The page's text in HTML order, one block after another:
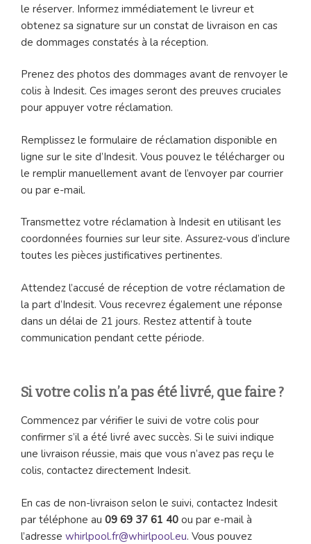
le réserver. Informez immédiatement le livreur et
obtenez sa signature sur un constat de livraison en cas
de dommages constatés à la réception.
Prenez des photos des dommages avant de renvoyer le
colis à Indesit. Ces images seront des preuves cruciales
pour appuyer votre réclamation.
Remplissez le formulaire de réclamation disponible en
ligne sur le site d’Indesit. Vous pouvez le télécharger ou
le remplir manuellement avant de l’envoyer par courrier
ou par e-mail.
Transmettez votre réclamation à Indesit en utilisant les
coordonnées fournies sur leur site. Assurez-vous d’inclure
toutes les pièces justificatives pertinentes.
Attendez l’accusé de réception de votre réclamation de
la part d’Indesit. Vous recevrez également une réponse
dans un délai de 21 jours. Restez attentif à toute
communication pendant cette période.
Si votre colis n’a pas été livré, que faire ?
Commencez par vérifier le suivi de votre colis pour
confirmer s’il a été livré avec succès. Si le suivi indique
une livraison réussie, mais que vous n’avez pas reçu le
colis, contactez directement Indesit.
En cas de non-livraison selon le suivi, contactez Indesit
par téléphone au 09 69 37 61 40 ou par e-mail à
l’adresse whirlpool.fr@whirlpool.eu. Vous pouvez